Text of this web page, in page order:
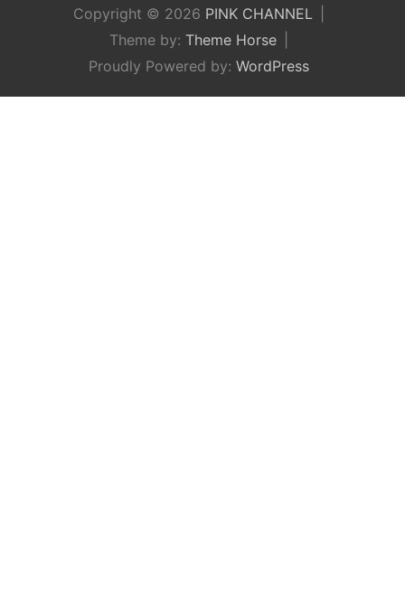
Copyright © 2026 PINK CHANNEL
Theme by: Theme Horse
Proudly Powered by: WordPress